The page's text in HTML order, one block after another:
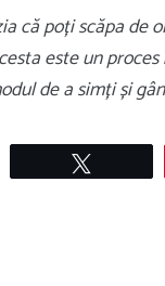
că poți scăpa de
este un
de a simți și